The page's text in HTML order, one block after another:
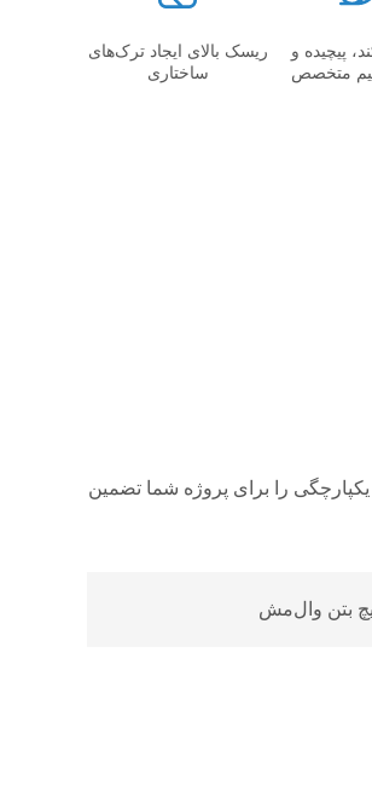
پیچیده و
تیم متخصص
ریسک بالای ایجاد ترک‌های
ساختاری
را برای پروژه شما تضمین
بتن وال‌مش